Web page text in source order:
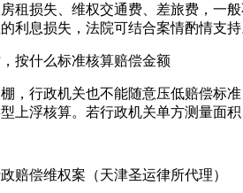
租损失、维权交通费、差旅费，一
利息损失，法院可结合案情酌情支持
按什么标准核算赔偿金额
，行政机关也不能随意压低赔偿标
上浮核算。若行政机关单方测量面
赔偿维权案（天津圣运律所代理）